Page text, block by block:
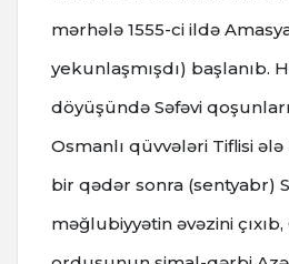
mərhələ 1555-ci ildə
yekunlaşmışdı) başlanıb.
döyüşündə Səfəvi
Osmanlı qüvvələri Tiflisi
bir qədər sonra (sentyabr)
məğlubiyyətin əvəzini çıxıb,